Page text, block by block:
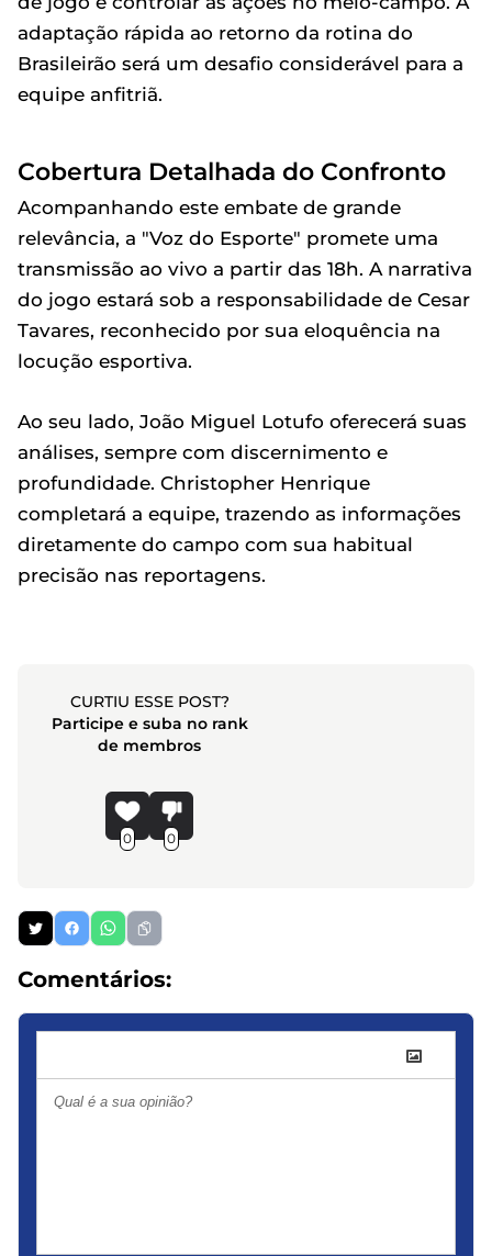
adaptação rápida ao retorno da rotina do
Brasileirão será um desafio considerável para a
equipe anfitriã.
Cobertura Detalhada do Confronto
Acompanhando este embate de grande
relevância, a "Voz do Esporte" promete uma
transmissão ao vivo a partir das 18h. A narrativa
do jogo estará sob a responsabilidade de Cesar
Tavares, reconhecido por sua eloquência na
locução esportiva.
Ao seu lado, João Miguel Lotufo oferecerá suas
análises, sempre com discernimento e
profundidade. Christopher Henrique
completará a equipe, trazendo as informações
diretamente do campo com sua habitual
precisão nas reportagens.
CURTIU ESSE POST?
Participe e suba no rank
de membros
0 0
Comentários: